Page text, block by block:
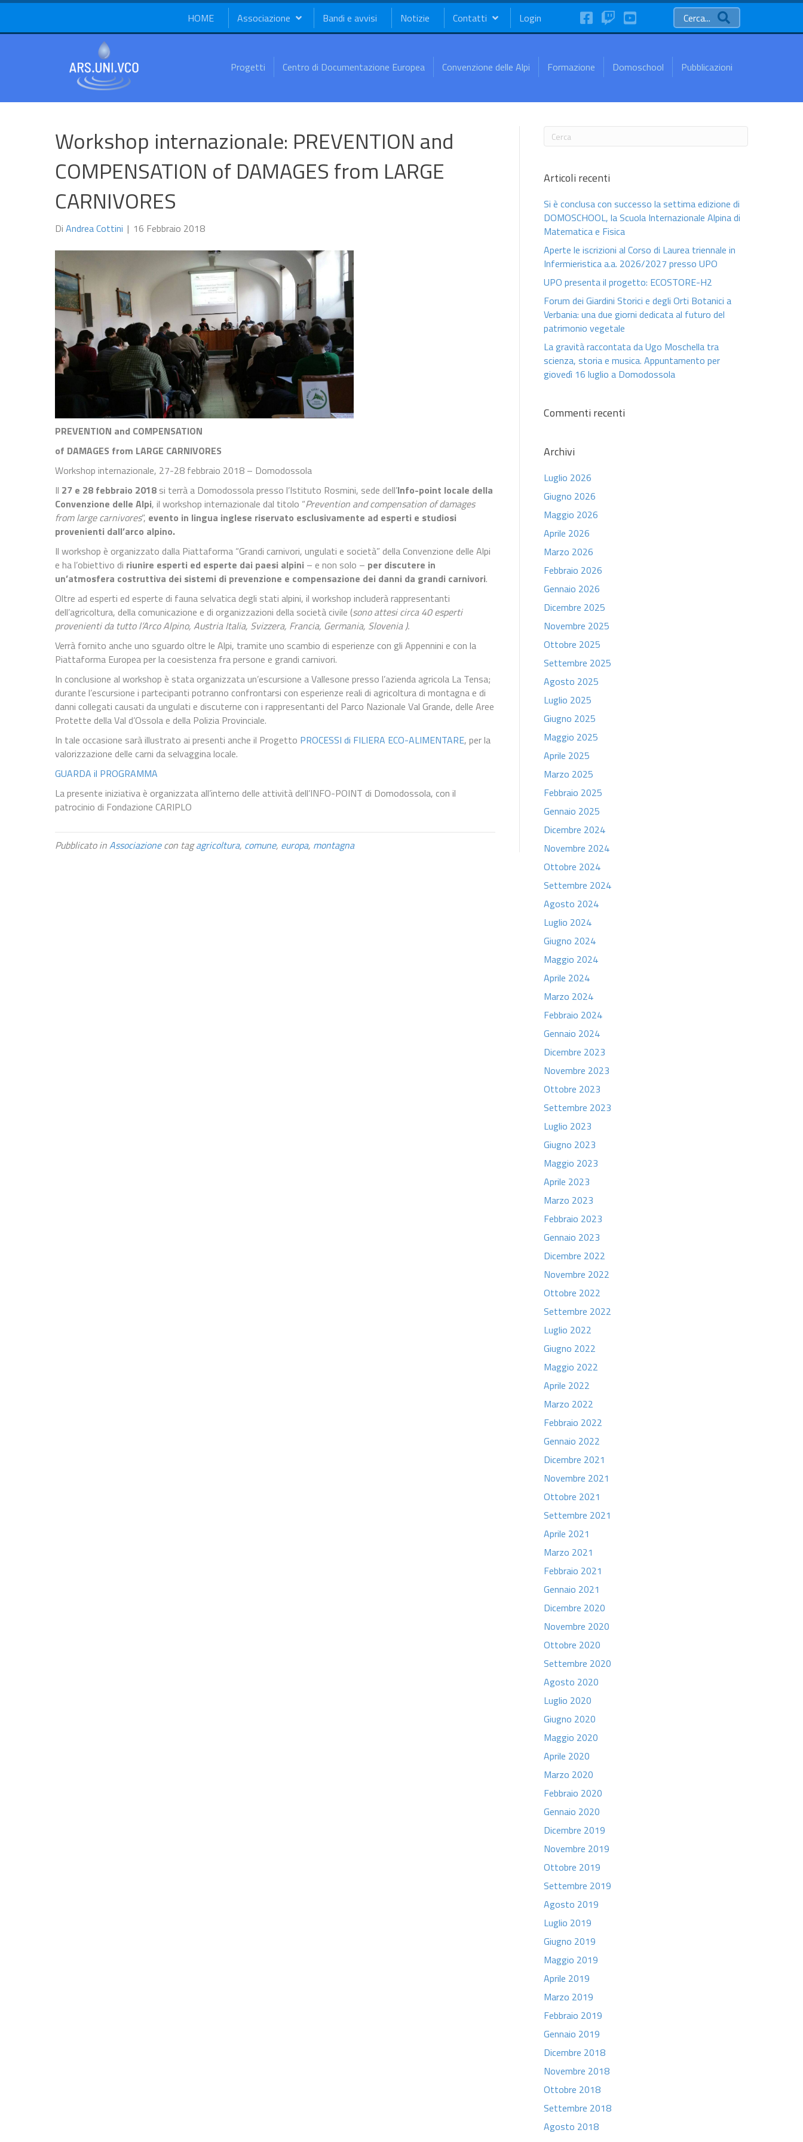
HOME Associazione Bandi e avvisi Notizie Contatti Login FaceBookTwitchYouTube Cerca...
Progetti Centro di Documentazione Europea Convenzione delle Alpi Formazione Domoschool Pubblicazioni
Workshop internazionale: PREVENTION and
COMPENSATION of DAMAGES from LARGE
CARNIVORES
Di Andrea Cottini | 16 Febbraio 2018
PREVENTION and COMPENSATION
of DAMAGES from LARGE CARNIVORES
Workshop internazionale, 27-28 febbraio 2018 – Domodossola
Il 27 e 28 febbraio 2018 si terrà a Domodossola presso l’Istituto Rosmini, sede dell’Info-point locale della
Convenzione delle Alpi, il workshop internazionale dal titolo “Prevention and compensation of damages
from large carnivores”, evento in lingua inglese riservato esclusivamente ad esperti e studiosi
provenienti dall’arco alpino.
Il workshop è organizzato dalla Piattaforma “Grandi carnivori, ungulati e società” della Convenzione delle Alpi
e ha l’obiettivo di riunire esperti ed esperte dai paesi alpini – e non solo – per discutere in
un’atmosfera costruttiva dei sistemi di prevenzione e compensazione dei danni da grandi carnivori.
Oltre ad esperti ed esperte di fauna selvatica degli stati alpini, il workshop includerà rappresentanti
dell’agricoltura, della comunicazione e di organizzazioni della società civile (sono attesi circa 40 esperti
provenienti da tutto l’Arco Alpino, Austria Italia, Svizzera, Francia, Germania, Slovenia ).
Verrà fornito anche uno sguardo oltre le Alpi, tramite uno scambio di esperienze con gli Appennini e con la
Piattaforma Europea per la coesistenza fra persone e grandi carnivori.
In conclusione al workshop è stata organizzata un’escursione a Vallesone presso l’azienda agricola La Tensa;
durante l’escursione i partecipanti potranno confrontarsi con esperienze reali di agricoltura di montagna e di
danni collegati causati da ungulati e discuterne con i rappresentanti del Parco Nazionale Val Grande, delle Aree
Protette della Val d’Ossola e della Polizia Provinciale.
In tale occasione sarà illustrato ai presenti anche il Progetto PROCESSI di FILIERA ECO-ALIMENTARE, per la
valorizzazione delle carni da selvaggina locale.
GUARDA il PROGRAMMA
La presente iniziativa è organizzata all’interno delle attività dell’INFO-POINT di Domodossola, con il
patrocinio di Fondazione CARIPLO
Pubblicato inAssociazionecon tagagricoltura, comune, europa, montagna
Articoli recenti
Si è conclusa con successo la settima edizione di
DOMOSCHOOL, la Scuola Internazionale Alpina di
Matematica e Fisica
Aperte le iscrizioni al Corso di Laurea triennale in
Infermieristica a.a. 2026/2027 presso UPO
UPO presenta il progetto: ECOSTORE-H2
Forum dei Giardini Storici e degli Orti Botanici a
Verbania: una due giorni dedicata al futuro del
patrimonio vegetale
La gravità raccontata da Ugo Moschella tra
scienza, storia e musica. Appuntamento per
giovedì 16 luglio a Domodossola
Commenti recenti
Archivi
Luglio 2026
Giugno 2026
Maggio 2026
Aprile 2026
Marzo 2026
Febbraio 2026
Gennaio 2026
Dicembre 2025
Novembre 2025
Ottobre 2025
Settembre 2025
Agosto 2025
Luglio 2025
Giugno 2025
Maggio 2025
Aprile 2025
Marzo 2025
Febbraio 2025
Gennaio 2025
Dicembre 2024
Novembre 2024
Ottobre 2024
Settembre 2024
Agosto 2024
Luglio 2024
Giugno 2024
Maggio 2024
Aprile 2024
Marzo 2024
Febbraio 2024
Gennaio 2024
Dicembre 2023
Novembre 2023
Ottobre 2023
Settembre 2023
Luglio 2023
Giugno 2023
Maggio 2023
Aprile 2023
Marzo 2023
Febbraio 2023
Gennaio 2023
Dicembre 2022
Novembre 2022
Ottobre 2022
Settembre 2022
Luglio 2022
Giugno 2022
Maggio 2022
Aprile 2022
Marzo 2022
Febbraio 2022
Gennaio 2022
Dicembre 2021
Novembre 2021
Ottobre 2021
Settembre 2021
Aprile 2021
Marzo 2021
Febbraio 2021
Gennaio 2021
Dicembre 2020
Novembre 2020
Ottobre 2020
Settembre 2020
Agosto 2020
Luglio 2020
Giugno 2020
Maggio 2020
Aprile 2020
Marzo 2020
Febbraio 2020
Gennaio 2020
Dicembre 2019
Novembre 2019
Ottobre 2019
Settembre 2019
Agosto 2019
Luglio 2019
Giugno 2019
Maggio 2019
Aprile 2019
Marzo 2019
Febbraio 2019
Gennaio 2019
Dicembre 2018
Novembre 2018
Ottobre 2018
Settembre 2018
Agosto 2018